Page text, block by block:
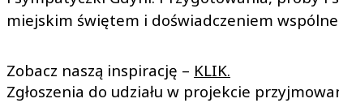
miejskim świętem i doświadczeniem
Zobacz naszą inspirację – KLIK.
Zgłoszenia do udziału w projekcie